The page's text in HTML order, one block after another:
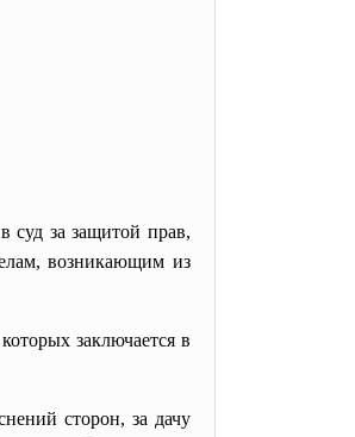
суд за защитой прав,
возникающим из
заключается в
сторон, за дачу